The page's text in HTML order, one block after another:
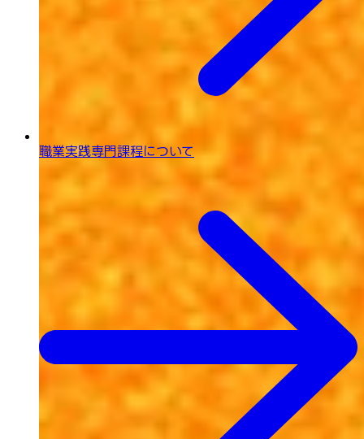
職業実践専門課程について